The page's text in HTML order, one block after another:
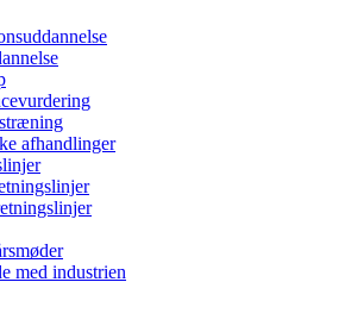
afhandlinger
med industrien